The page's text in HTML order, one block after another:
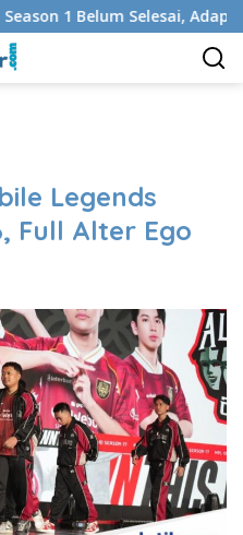
1 Belum Selesai, Adaptasi
Legends
Full Alter Ego